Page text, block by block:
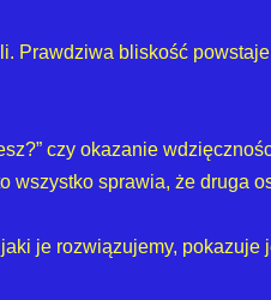
Prawdziwa bliskość
czy okazanie
wszystko sprawia, że druga
je rozwiązujemy,